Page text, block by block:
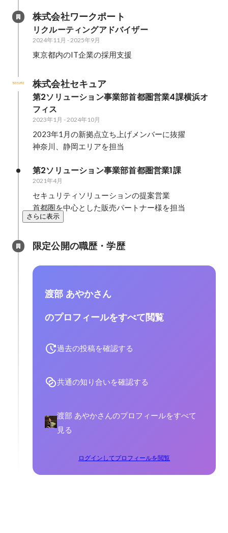
株式会社ワークポート
リクルーティングアドバイザー
2024年11月 -2025年9月
東京都内のIT企業の採用支援
株式会社セキュア
第2ソリューション事業部首都圏営業4課横浜オ
フィス
2023年1月 -2024年10月
2023年1月の新拠点立ち上げメンバーに抜擢
神奈川、静岡エリアを担当
第2ソリューション事業部首都圏営業1課
2021年4月
セキュリティソリューションの提案営業
首都圏を中心とした販売パートナー様を担当
さらに表示
限定公開の職歴・学歴
渡部 あやかさん
のプロフィールをすべて閲覧
過去の投稿を確認する
共通の知り合いを確認する
渡部 あやかさんのプロフィールをすべて
見る
ログインしてプロフィールを閲覧